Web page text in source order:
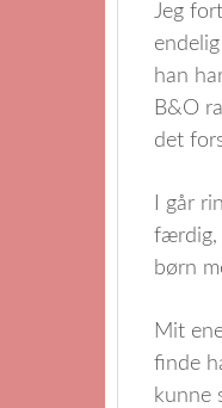
Jeg
han
B&O
det
I går
færdig,
børn
Mit
finde
kunne